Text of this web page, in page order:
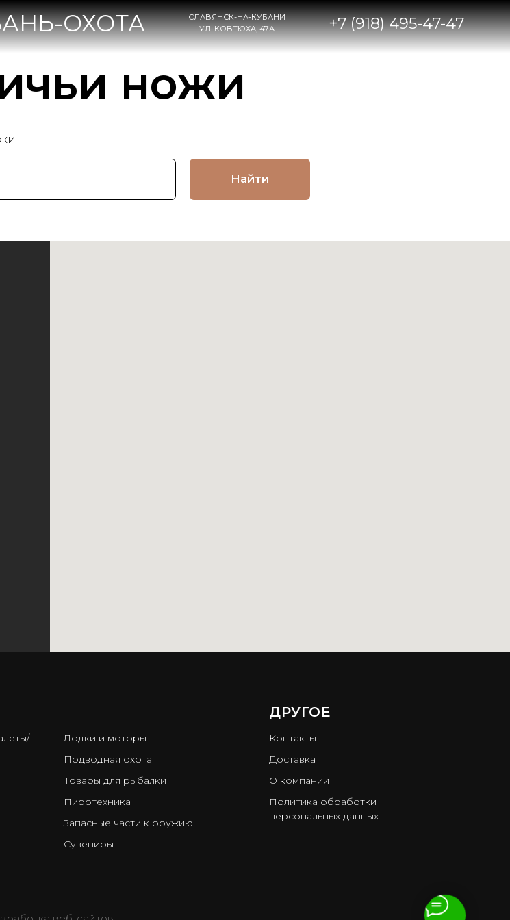
ОХОТА +7 (918) 495-47-47
СЛАВЯНСК-НА-КУБАНИ
УЛ. КОВТЮХА, 47А
ножи
Найти
Лодки и моторы
Подводная охота
Товары для рыбалки
Пиротехника
Запасные части к оружию
Сувениры
ДРУГОЕ
Контакты
Доставка
О компании
Политика обработки
персональных данных